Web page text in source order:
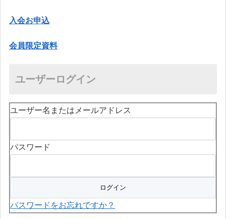
入会お申込
会員限定資料
ユーザーログイン
ユーザー名またはメールアドレス
パスワード
パスワードをお忘れですか？